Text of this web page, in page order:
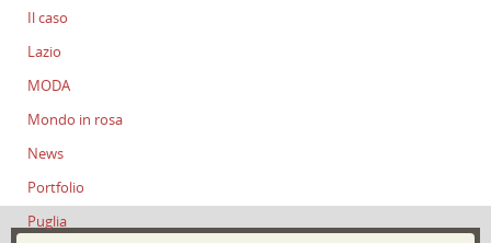
Il caso
Lazio
MODA
Mondo in rosa
News
Portfolio
Puglia